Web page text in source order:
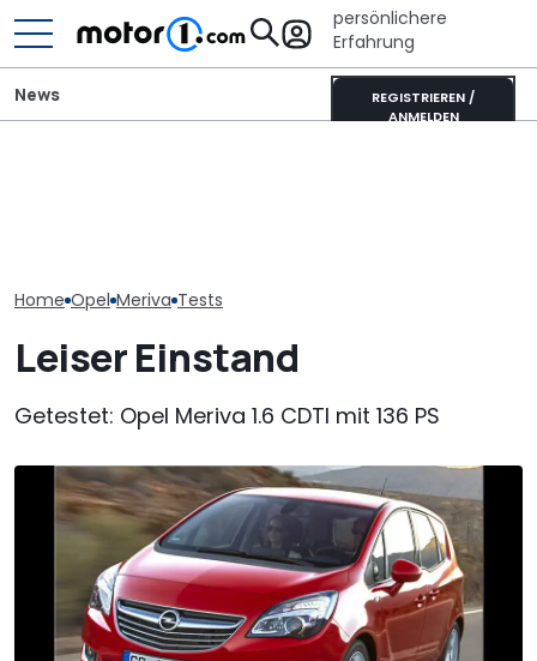
persönlichere
Erfahrung
REGISTRIEREN /
ANMELDEN
News
Home Opel Meriva Tests
Leiser Einstand
Getestet: Opel Meriva 1.6 CDTI mit 136 PS